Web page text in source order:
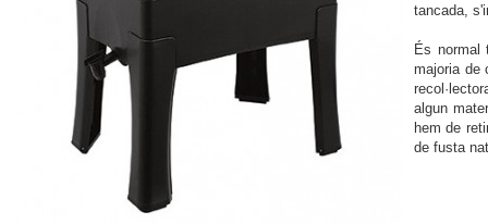
tancada,
És normal
majoria de
algun
hem de
de fusta